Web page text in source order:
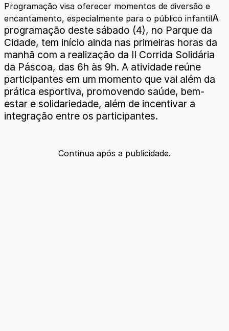
Programação visa oferecer momentos de diversão e
encantamento, especialmente para o público infantilA
programação deste sábado (4), no Parque da
Cidade, tem início ainda nas primeiras horas da
manhã com a realização da II Corrida Solidária
da Páscoa, das 6h às 9h. A atividade reúne
participantes em um momento que vai além da
prática esportiva, promovendo saúde, bem-
estar e solidariedade, além de incentivar a
integração entre os participantes.
Continua após a publicidade.